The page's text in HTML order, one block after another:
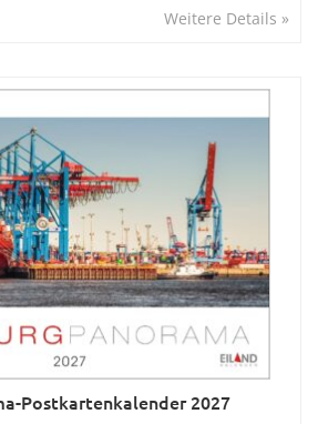
Weitere Details »
Postkartenkalender 2027